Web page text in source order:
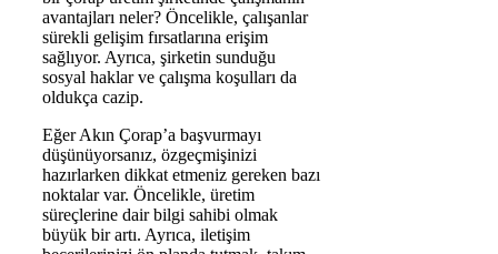
avantajları neler? Öncelikle, çalışanlar
sürekli gelişim fırsatlarına erişim
sağlıyor. Ayrıca, şirketin sunduğu
sosyal haklar ve çalışma koşulları da
oldukça cazip.
Eğer Akın Çorap’a başvurmayı
düşünüyorsanız, özgeçmişinizi
hazırlarken dikkat etmeniz gereken bazı
noktalar var. Öncelikle, üretim
süreçlerine dair bilgi sahibi olmak
büyük bir artı. Ayrıca, iletişim